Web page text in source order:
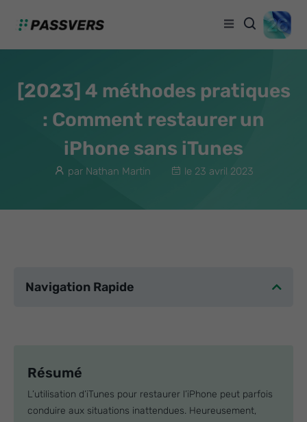
[2023] 4 méthodes pratiques
: Comment restaurer un
iPhone sans iTunes
par Nathan Martin le 23 avril 2023
Navigation Rapide
Résumé
L’utilisation d’iTunes pour restaurer l’iPhone peut parfois
conduire aux situations inattendues. Heureusement,